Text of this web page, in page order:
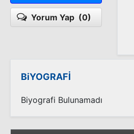
Yorum Yap (0)
BiYOGRAFİ
Biyografi Bulunamadı